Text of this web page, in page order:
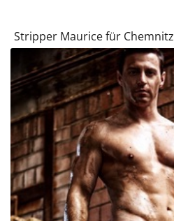
Stripper Maurice für Chemnitz